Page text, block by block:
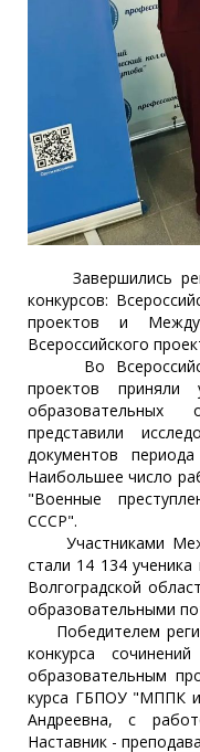
Завершились
конкурсов:
проектов и
Всероссийского
Во
проектов
образовательных
представили
документов
Наибольшее число
"Военные
СССР".
Участниками
стали 14 134
Волгоградской
образовательными
Победителем
конкурса
образовательным
курса ГБПОУ "МППК
Андреевна, с
Наставник -